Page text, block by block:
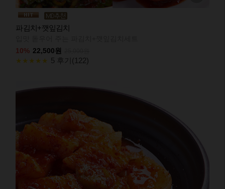
파김치+깻잎김치
10% 22,500원
★★★★★ 5 후기(122)